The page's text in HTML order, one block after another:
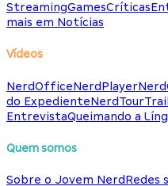
StreamingGamesCríticas
mais em Notícias
Vídeos
NerdOfficeNerdPlayer
do ExpedienteNerdTour
EntrevistaQueimando a
Quem somos
Sobre o Jovem NerdRedes